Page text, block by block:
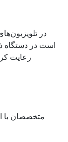
در
است در دستگاه
رعایت
متخصصان با